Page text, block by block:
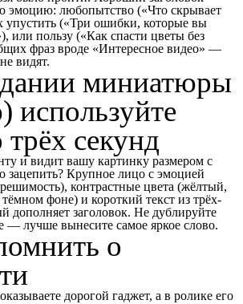
эмоцию: любопытство («Что скрывает
упустить («Три ошибки, которые вы
или пользу («Как спасти цветы без
фраз вроде «Интересное видео» —
видят.
миниатюры
используйте
секунд
и видит вашу картинку размером с
зацепить? Крупное лицо с эмоцией
контрастные цвета (жёлтый,
фоне) и короткий текст из трёх-
дополняет заголовок. Не дублируйте
— лучше вынесите самое яркое слово.
о
дорогой гаджет, а в ролике его